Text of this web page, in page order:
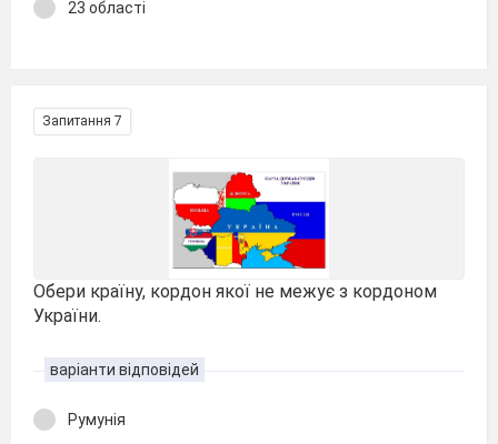
23 області
Запитання 7
Обери країну, кордон якої не межує з кордоном
України.
варіанти відповідей
Румунія